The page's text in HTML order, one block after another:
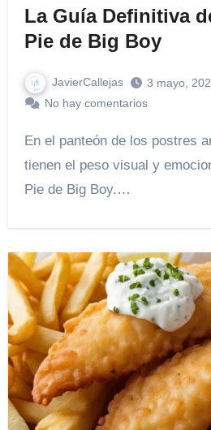
La Guía Definitiva
Pie de Big Boy
JavierCallejas
3 mayo,
No hay comentarios
En el panteón de los postres americanos, pocos
tienen el peso visual y
Pie de Big Boy.…